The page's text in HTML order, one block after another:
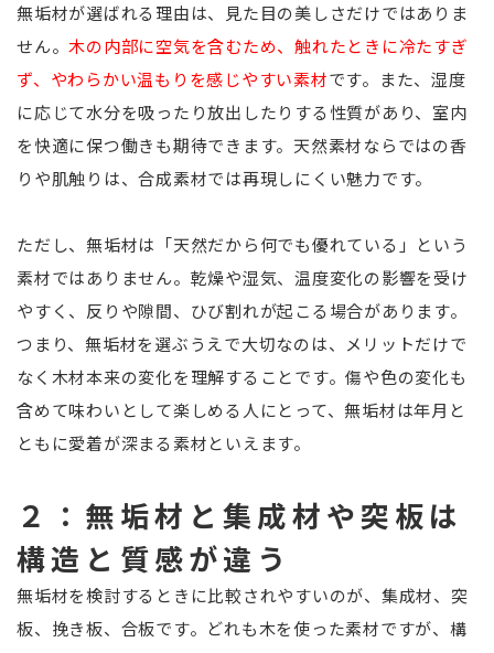
無垢材が選ばれる理由は、見た目の美しさだけではありま
せん。木の内部に空気を含むため、触れたときに冷たすぎ
ず、やわらかい温もりを感じやすい素材です。また、湿度
に応じて水分を吸ったり放出したりする性質があり、室内
を快適に保つ働きも期待できます。天然素材ならではの香
りや肌触りは、合成素材では再現しにくい魅力です。
ただし、無垢材は「天然だから何でも優れている」という
素材ではありません。乾燥や湿気、温度変化の影響を受け
やすく、反りや隙間、ひび割れが起こる場合があります。
つまり、無垢材を選ぶうえで大切なのは、メリットだけで
なく木材本来の変化を理解することです。傷や色の変化も
含めて味わいとして楽しめる人にとって、無垢材は年月と
ともに愛着が深まる素材といえます。
２：無垢材と集成材や突板は
構造と質感が違う
無垢材を検討するときに比較されやすいのが、集成材、突
板、挽き板、合板です。どれも木を使った素材ですが、構